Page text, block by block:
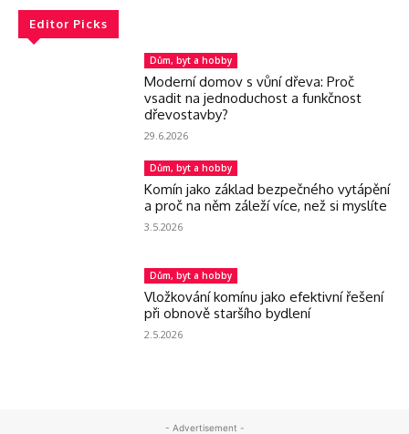
Editor Picks
Dům, byt a hobby
Moderní domov s vůní dřeva: Proč
vsadit na jednoduchost a funkčnost
dřevostavby?
29.6.2026
Dům, byt a hobby
Komín jako základ bezpečného vytápění
a proč na něm záleží více, než si myslíte
3.5.2026
Dům, byt a hobby
Vložkování komínu jako efektivní řešení
při obnově staršího bydlení
2.5.2026
- Advertisement -